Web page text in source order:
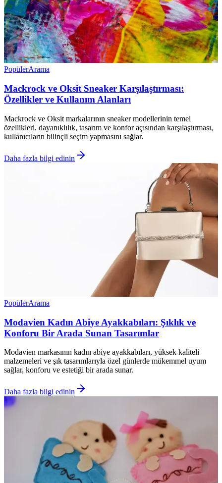
PopülerArama
Mackrock ve Oksit Sneaker Karşılaştırması:
Özellikler ve Kullanım Alanları
Mackrock ve Oksit markalarının sneaker modellerinin temel
özellikleri, dayanıklılık, tasarım ve konfor açısından karşılaştırması,
kullanıcıların bilinçli seçim yapmasını sağlar.
Daha fazla bilgi edinin
PopülerArama
Modavien Kadın Abiye Ayakkabıları: Şıklık ve
Konforu Bir Arada Sunan Tasarımlar
Modavien markasının kadın abiye ayakkabıları, yüksek kaliteli
malzemeleri ve şık tasarımlarıyla özel günlerde mükemmel uyum
sağlar, konforu ve estetiği bir arada sunar.
Daha fazla bilgi edinin